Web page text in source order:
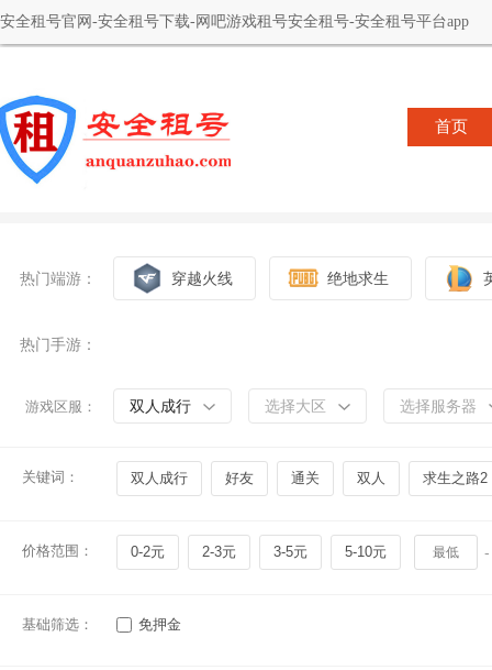
安全租号官网-安全租号下载-网吧游戏租号安全租号-安全租号平台app
首页
热门端游： 穿越火线 绝地求生
热门手游：
游戏区服： 双人成行 选择大区 选择服务器
关键词： 双人成行 好友 通关 双人 求生之路2
价格范围： 0-2元 2-3元 3-5元 5-10元 -
基础筛选： 免押金